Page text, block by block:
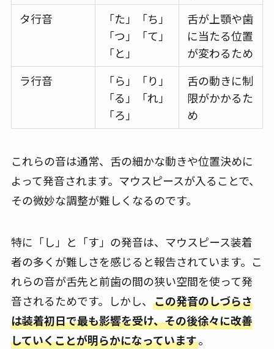
タ行音
「た」「ち」
「つ」「て」
「と」
舌が上顎や歯
に当たる位置
が変わるため
ラ行音
「ら」「り」
「る」「れ」
「ろ」
舌の動きに制
限がかかるた
め
これらの音は通常、舌の細かな動きや位置決めに
よって発音されます。マウスピースが入ることで、
その微妙な調整が難しくなるのです。
特に「し」と「す」の発音は、マウスピース装着
者の多くが難しさを感じると報告されています。こ
れらの音が舌先と前歯の間の狭い空間を使って発
音されるためです。しかし、 この発音のしづらさ
は装着初日で最も影響を受け、その後徐々に改善
していくことが明らかになっています。